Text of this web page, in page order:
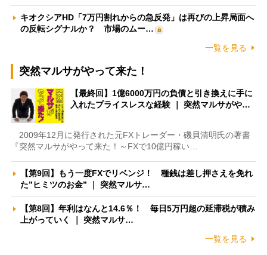
キオクシアHD「7万円割れからの急反発」は再びの上昇局面へ
の反転シグナルか？ 市場のムー…
一覧を見る
突然マルサがやって来た！
【最終回】1億6000万円の負債と引き換えに手に
入れたプライスレスな経験 ｜ 突然マルサがや…
2009年12月に発行された元FXトレーダー・磯貝清明氏の著書
『突然マルサがやって来た！～FXで10億円稼い…
【第9回】もう一度FXでリベンジ！ 種銭は差し押さえを免れ
た”ヒミツのお金” ｜ 突然マルサ…
【第8回】年利はなんと14.6％！ 毎日5万円超の延滞税が積み
上がっていく ｜ 突然マルサ…
一覧を見る